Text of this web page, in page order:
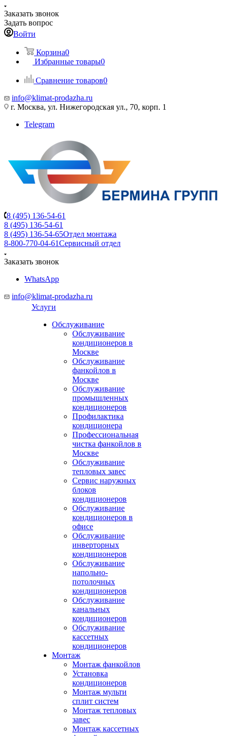
Заказать звонок
Задать вопрос
Войти
Корзина0
Избранные товары0
Сравнение товаров0
info@klimat-prodazha.ru
г. Москва, ул. Нижегородская ул., 70, корп. 1
Telegram
8 (495) 136-54-61
8 (495) 136-54-61
8 (495) 136-54-65Отдел монтажа
8-800-770-04-61Сервисный отдел
Заказать звонок
WhatsApp
info@klimat-prodazha.ru
Услуги
Обслуживание
Обслуживание
кондиционеров в
Москве
Обслуживание
фанкойлов в
Москве
Обслуживание
промышленных
кондиционеров
Профилактика
кондиционера
Профессиональная
чистка фанкойлов в
Москве
Обслуживание
тепловых завес
Сервис наружных
блоков
кондиционеров
Обслуживание
кондиционеров в
офисе
Обслуживание
инверторных
кондиционеров
Обслуживание
напольно-
потолочных
кондиционеров
Обслуживание
канальных
кондиционеров
Обслуживание
кассетных
кондиционеров
Монтаж
Монтаж фанкойлов
Установка
кондиционеров
Монтаж мульти
сплит систем
Монтаж тепловых
завес
Монтаж кассетных